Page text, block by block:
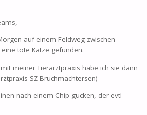
auf einem Feldweg zwischen
tote Katze gefunden.
meiner Tierarztpraxis habe ich sie dann
SZ-Bruchmachtersen)
nach einem Chip gucken, der evtl